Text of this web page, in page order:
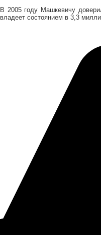
В 2005 году Машкевичу
владеет состоянием в 3,3